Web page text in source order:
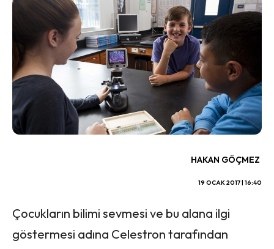
HAKAN GÖÇMEZ
19 OCAK 2017 | 16:40
Çocukların bilimi sevmesi ve bu alana ilgi
göstermesi adına Celestron tarafından